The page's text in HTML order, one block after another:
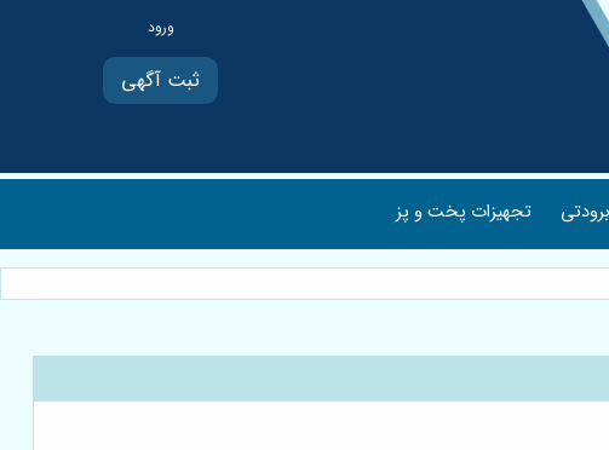
ثبت آگهی
تجهیزات پخت و پز